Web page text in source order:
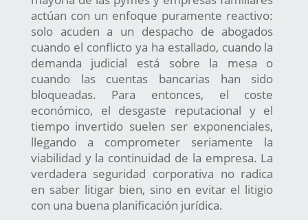
actúan con un enfoque puramente reactivo:
solo acuden a un despacho de abogados
cuando el conflicto ya ha estallado, cuando la
demanda judicial está sobre la mesa o
cuando las cuentas bancarias han sido
bloqueadas. Para entonces, el coste
económico, el desgaste reputacional y el
tiempo invertido suelen ser exponenciales,
llegando a comprometer seriamente la
viabilidad y la continuidad de la empresa. La
verdadera seguridad corporativa no radica
en saber litigar bien, sino en evitar el litigio
con una buena planificación jurídica.